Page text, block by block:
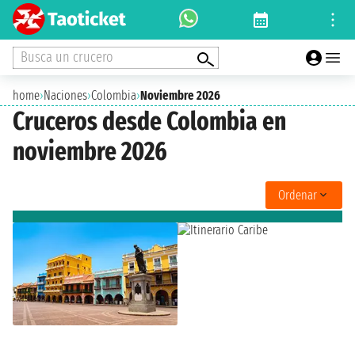
Busca un crucero
home›Naciones›Colombia›Noviembre 2026
Cruceros desde Colombia en
noviembre 2026
Ordenar